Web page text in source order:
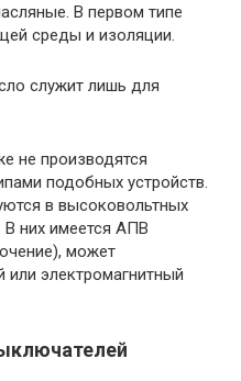
В первом типе
среды и изоляции.
служит лишь для
не производятся
подобных устройств.
в высоковольтных
В них имеется АПВ
может
или электромагнитный